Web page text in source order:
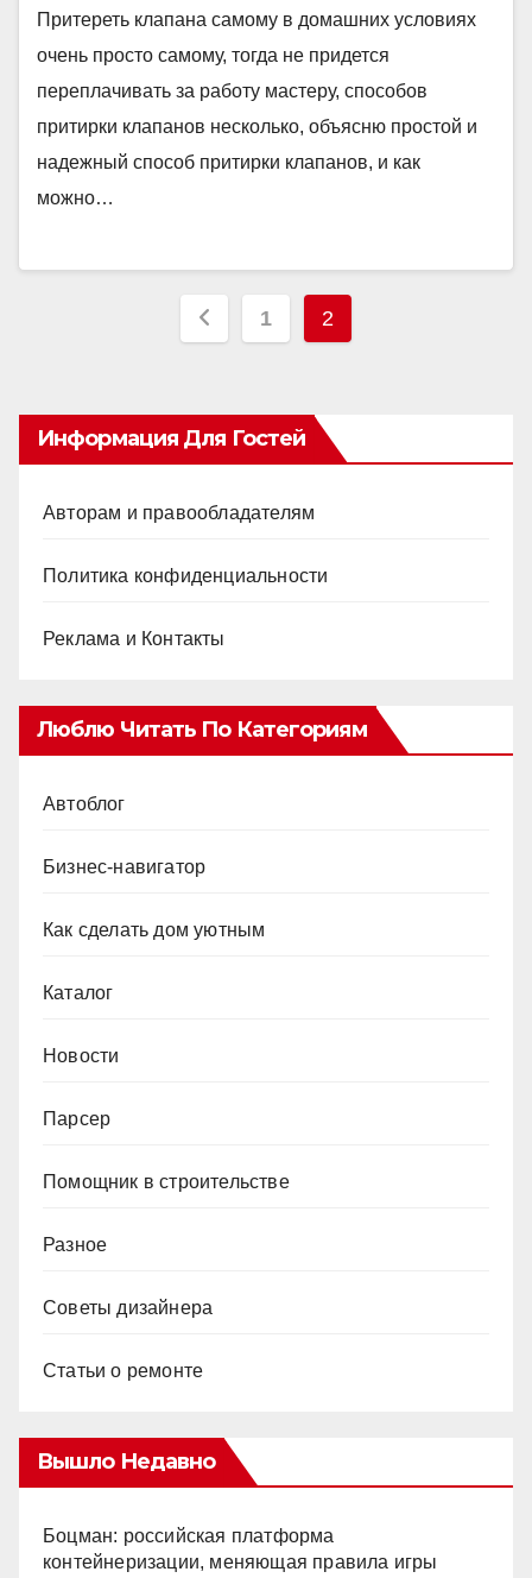
Притереть клапана самому в домашних условиях
очень просто самому, тогда не придется
переплачивать за работу мастеру, способов
притирки клапанов несколько, объясню простой и
надежный способ притирки клапанов, и как
можно…
Пагинация
1 2
Информация Для Гостей
Авторам и правообладателям
Политика конфиденциальности
Реклама и Контакты
Люблю Читать По Категориям
Автоблог
Бизнес-навигатор
Как сделать дом уютным
Каталог
Новости
Парсер
Помощник в строительстве
Разное
Советы дизайнера
Статьи о ремонте
Вышло Недавно
Боцман: российская платформа
контейнеризации, меняющая правила игры